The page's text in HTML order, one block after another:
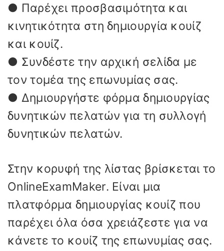
● Παρέχει προσβασιμότητα και
κινητικότητα στη δημιουργία κουίζ
και κουίζ.
● Συνδέστε την αρχική σελίδα με
τον τομέα της επωνυμίας σας.
● Δημιουργήστε φόρμα δημιουργίας
δυνητικών πελατών για τη συλλογή
δυνητικών πελατών.
Στην κορυφή της λίστας βρίσκεται το
OnlineExamMaker. Είναι μια
πλατφόρμα δημιουργίας κουίζ που
παρέχει όλα όσα χρειάζεστε για να
κάνετε το κουίζ της επωνυμίας σας.